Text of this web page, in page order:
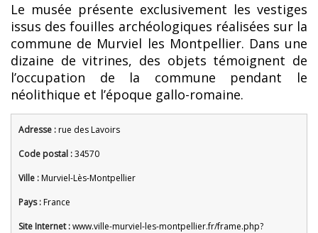
Le musée présente exclusivement les vestiges
issus des fouilles archéologiques réalisées sur la
commune de Murviel les Montpellier. Dans une
dizaine de vitrines, des objets témoignent de
l’occupation de la commune pendant le
néolithique et l’époque gallo-romaine.
Adresse :rue des Lavoirs
Code postal :34570
Ville :Murviel-Lès-Montpellier
Pays :France
Site Internet :www.ville-murviel-les-montpellier.fr/frame.php?